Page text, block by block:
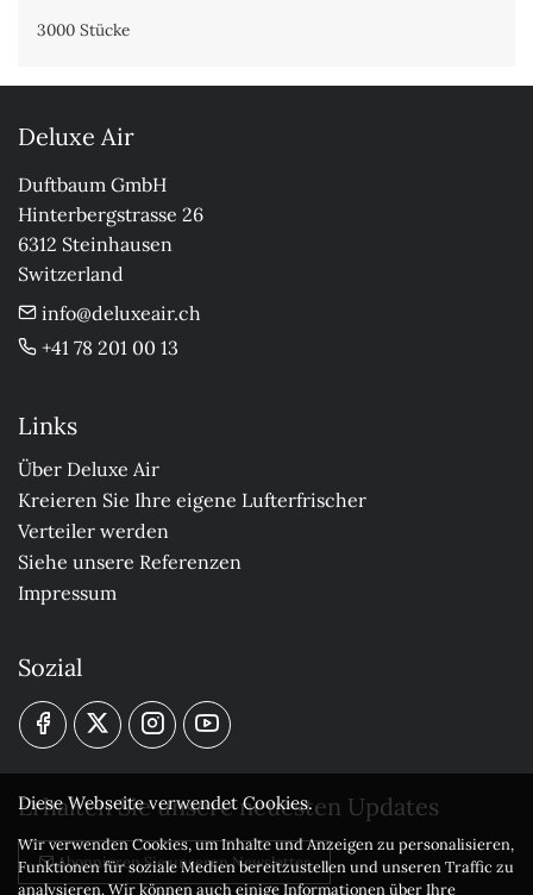
3000 Stücke
Deluxe Air
Duftbaum GmbH
Hinterbergstrasse 26
6312 Steinhausen
Switzerland
info@deluxeair.ch
+41 78 201 00 13
Links
Über Deluxe Air
Kreieren Sie Ihre eigene Lufterfrischer
Verteiler werden
Siehe unsere Referenzen
Impressum
Sozial
Erhalten Sie unsere neuesten Updates
Abonnieren Sie unseren Newsletter
Diese Webseite verwendet Cookies.
Wir verwenden Cookies, um Inhalte und Anzeigen zu personalisieren,
Funktionen für soziale Medien bereitzustellen und unseren Traffic zu
analysieren. Wir können auch einige Informationen über Ihre